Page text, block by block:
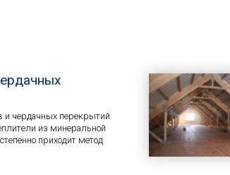
и чердачных перекрытий
из минеральной
приходит метод